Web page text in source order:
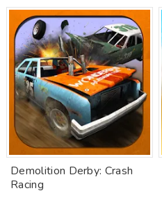
Demolition Derby: Crash
Racing